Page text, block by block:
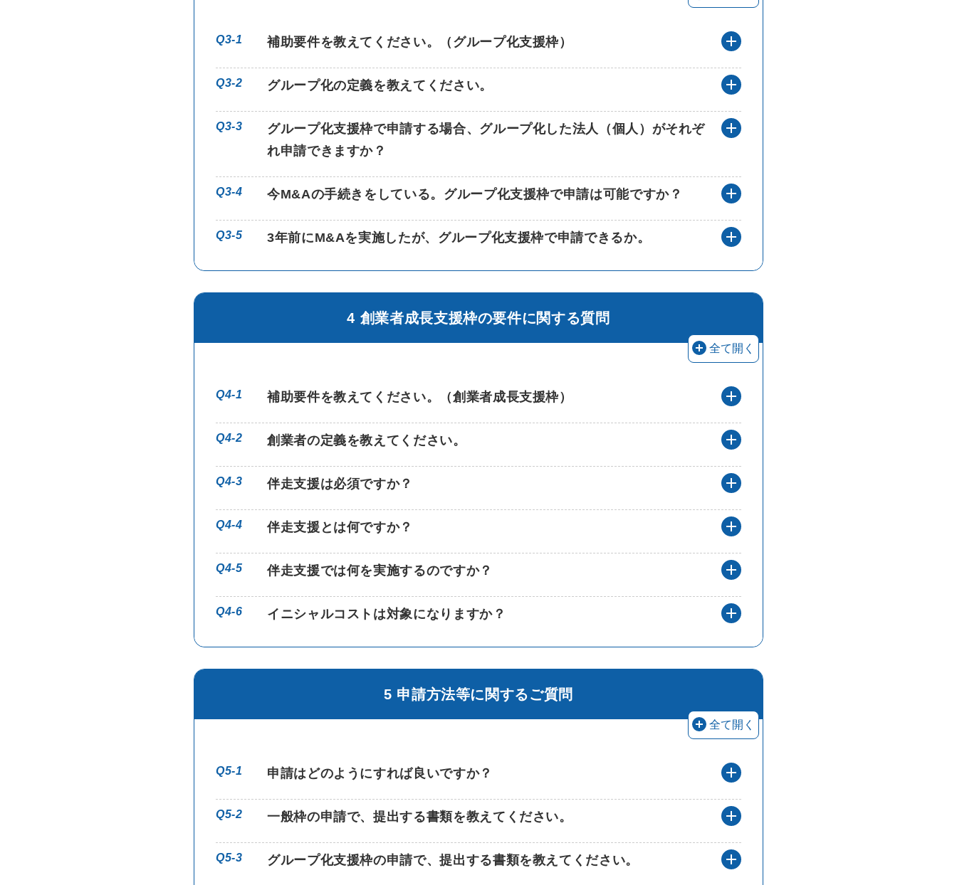
Q3-1 補助要件を教えてください。（グループ化支援枠）
補助要件を教えてください。（グルー
Q3-2 グループ化の定義を教えてください。
グループ化の定義を教えてください。
Q3-3
グループ化支援枠で申請する場合、グループ化した法人（個人）がそれぞ
れ申請できますか？
グループ化した法人（個人）がそれぞ
Q3-4 今M&Aの手続きをしている。グループ化支援枠で申請は可能ですか？
今M&Aの手続きをしている場合の申請
Q3-5 3年前にM&Aを実施したが、グループ化支援枠で申請できるか。
3年前のM&Aでの申請可否の解答を開
4 創業者成長支援枠の要件に関する質問
創業者成長支援枠の要件に関する回答を
全て開く
Q4-1 補助要件を教えてください。（創業者成長支援枠）
補助要件を教えてください。（創業者
Q4-2 創業者の定義を教えてください。
創業者の定義を教えてください。の解
Q4-3 伴走支援は必須ですか？
伴走支援は必須ですかの解答を開く
Q4-4 伴走支援とは何ですか？
伴走支援とは何ですかの解答を開く
Q4-5 伴走支援では何を実施するのですか？
伴走支援では何を実施するですかの解
Q4-6 イニシャルコストは対象になりますか？
イニシャルコストは対象になりますか
5 申請方法等に関するご質問
申請方法等に関する回答を
全て開く
Q5-1 申請はどのようにすれば良いですか？
申請方法の解答を開く
Q5-2 一般枠の申請で、提出する書類を教えてください。
一般枠の申請で、提出書類の解答を開
Q5-3 グループ化支援枠の申請で、提出する書類を教えてください。
グループ化支援枠の申請で、提出書類